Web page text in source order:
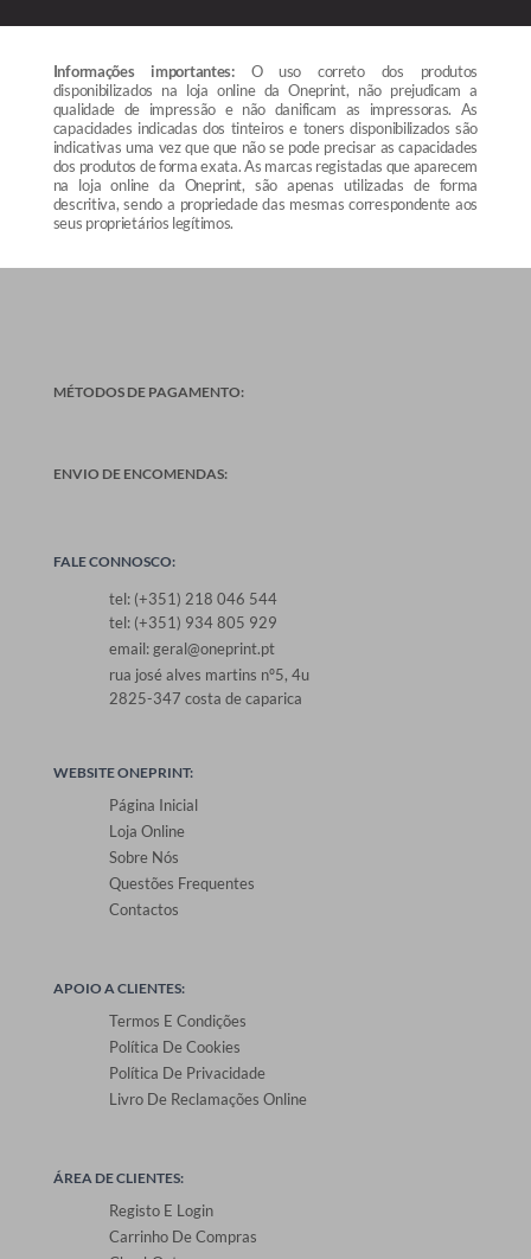
Informações importantes: O uso correto dos produtos
disponibilizados na loja online da Oneprint, não prejudicam a
qualidade de impressão e não danificam as impressoras. As
capacidades indicadas dos tinteiros e toners disponibilizados são
indicativas uma vez que que não se pode precisar as capacidades
dos produtos de forma exata. As marcas registadas que aparecem
na loja online da Oneprint, são apenas utilizadas de forma
descritiva, sendo a propriedade das mesmas correspondente aos
seus proprietários legítimos.
MÉTODOS DE PAGAMENTO:
ENVIO DE ENCOMENDAS:
FALE CONNOSCO:
tel: (+351) 218 046 544
tel: (+351) 934 805 929
email: geral@oneprint.pt
rua josé alves martins nº5, 4u
2825-347 costa de caparica
WEBSITE ONEPRINT:
Página Inicial
Loja Online
Sobre Nós
Questões Frequentes
Contactos
APOIO A CLIENTES:
Termos E Condições
Política De Cookies
Política De Privacidade
Livro De Reclamações Online
ÁREA DE CLIENTES:
Registo E Login
Carrinho De Compras